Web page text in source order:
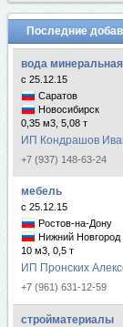
Последние
вода минеральная
с 25.12.15
Саратов
Новосибирск
0,35 м3, 5,08 т
ИП Кондрашов
+7 (937) 148-63-24
мебель
с 25.12.15
Ростов-на-Дону
Нижний Новгород
10 м3, 0,5 т
ИП Пронских
+7 (961) 631-12-59
стройматериалы